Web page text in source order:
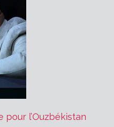
pour l’Ouzbékistan